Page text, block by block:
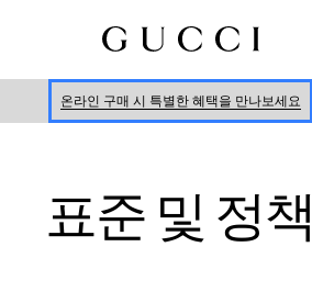
온라인 구매 시 특별한 혜택을 만나보세요
표준 및 정책